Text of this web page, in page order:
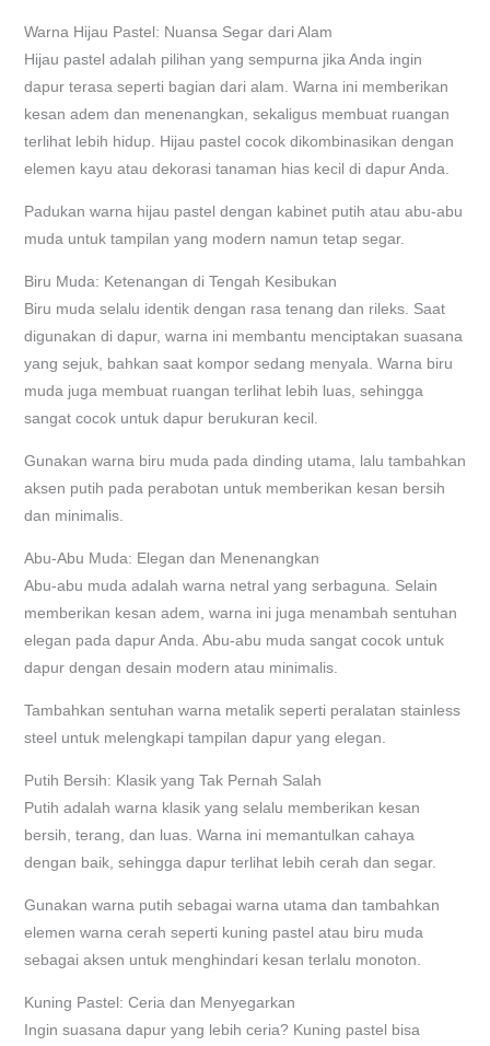
Warna Hijau Pastel: Nuansa Segar dari Alam
Hijau pastel adalah pilihan yang sempurna jika Anda ingin
dapur terasa seperti bagian dari alam. Warna ini memberikan
kesan adem dan menenangkan, sekaligus membuat ruangan
terlihat lebih hidup. Hijau pastel cocok dikombinasikan dengan
elemen kayu atau dekorasi tanaman hias kecil di dapur Anda.
Padukan warna hijau pastel dengan kabinet putih atau abu-abu
muda untuk tampilan yang modern namun tetap segar.
Biru Muda: Ketenangan di Tengah Kesibukan
Biru muda selalu identik dengan rasa tenang dan rileks. Saat
digunakan di dapur, warna ini membantu menciptakan suasana
yang sejuk, bahkan saat kompor sedang menyala. Warna biru
muda juga membuat ruangan terlihat lebih luas, sehingga
sangat cocok untuk dapur berukuran kecil.
Gunakan warna biru muda pada dinding utama, lalu tambahkan
aksen putih pada perabotan untuk memberikan kesan bersih
dan minimalis.
Abu-Abu Muda: Elegan dan Menenangkan
Abu-abu muda adalah warna netral yang serbaguna. Selain
memberikan kesan adem, warna ini juga menambah sentuhan
elegan pada dapur Anda. Abu-abu muda sangat cocok untuk
dapur dengan desain modern atau minimalis.
Tambahkan sentuhan warna metalik seperti peralatan stainless
steel untuk melengkapi tampilan dapur yang elegan.
Putih Bersih: Klasik yang Tak Pernah Salah
Putih adalah warna klasik yang selalu memberikan kesan
bersih, terang, dan luas. Warna ini memantulkan cahaya
dengan baik, sehingga dapur terlihat lebih cerah dan segar.
Gunakan warna putih sebagai warna utama dan tambahkan
elemen warna cerah seperti kuning pastel atau biru muda
sebagai aksen untuk menghindari kesan terlalu monoton.
Kuning Pastel: Ceria dan Menyegarkan
Ingin suasana dapur yang lebih ceria? Kuning pastel bisa